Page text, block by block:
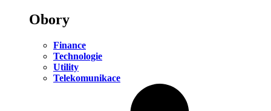
Obory
Finance
Technologie
Utility
Telekomunikace